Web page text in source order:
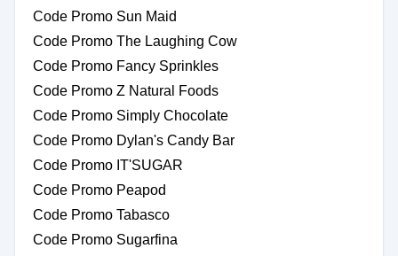
Code Promo Sun Maid
Code Promo The Laughing Cow
Code Promo Fancy Sprinkles
Code Promo Z Natural Foods
Code Promo Simply Chocolate
Code Promo Dylan's Candy Bar
Code Promo IT'SUGAR
Code Promo Peapod
Code Promo Tabasco
Code Promo Sugarfina